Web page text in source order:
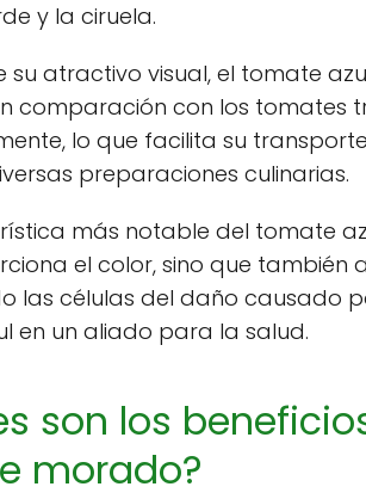
y la ciruela.
su atractivo visual, el tomate
comparación con los tomates
lo que facilita su
preparaciones culinarias.
más notable del tomate
el color, sino que
las células del daño causado
en un aliado para la salud.
son los
morado?